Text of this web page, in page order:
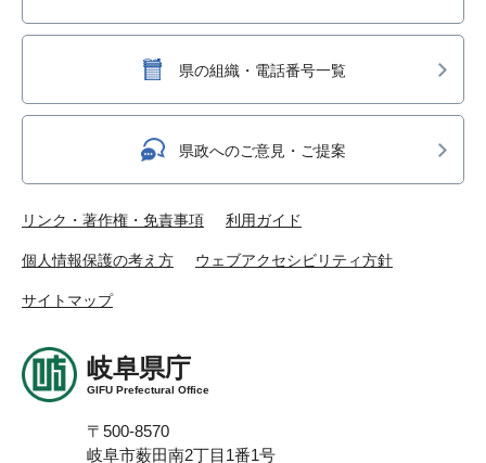
県の組織・電話番号一覧
県政へのご意見・ご提案
リンク・著作権・免責事項 利用ガイド
個人情報保護の考え方 ウェブアクセシビリティ方針
サイトマップ
岐阜県庁
GIFU Prefectural Office
〒500-8570
岐阜市薮田南2丁目1番1号